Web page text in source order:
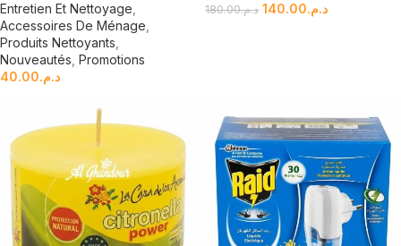
Entretien Et Nettoyage
Accessoires De Ménage
Produits Nettoyants
Nouveautés Promotions
د.م.40.00
د.م.180.00 د.م.140.00